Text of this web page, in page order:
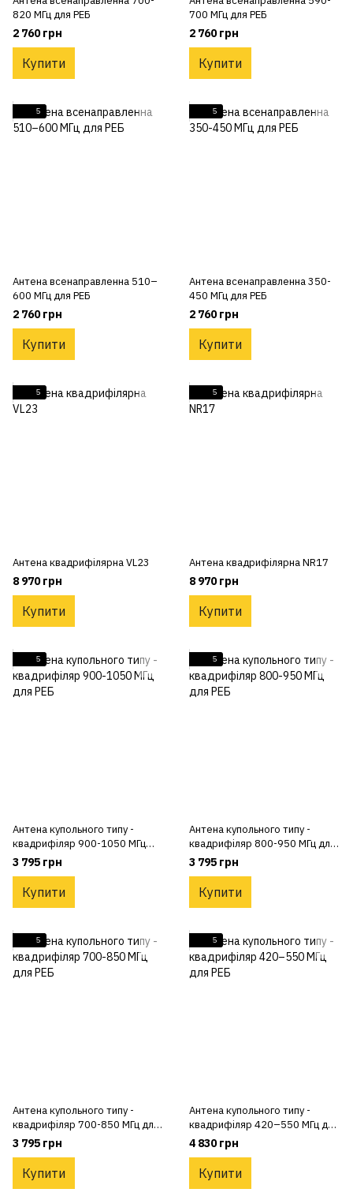
820 МГц для РЕБ
2 760 грн
Купити
700 МГц для РЕБ
2 760 грн
Купити
5
Антена всенаправленна 510–
600 МГц для РЕБ
2 760 грн
Купити
5
Антена всенаправленна 350-
450 МГц для РЕБ
2 760 грн
Купити
5
Антена квадрифілярна VL23
8 970 грн
Купити
5
Антена квадрифілярна NR17
8 970 грн
Купити
5
Антена купольного типу -
квадрифіляр 900-1050 МГц
для РЕБ
3 795 грн
Купити
5
Антена купольного типу -
квадрифіляр 800-950 МГц для
РЕБ
3 795 грн
Купити
5
Антена купольного типу -
квадрифіляр 700-850 МГц для
РЕБ
3 795 грн
Купити
5
Антена купольного типу -
квадрифіляр 420–550 МГц для
РЕБ
4 830 грн
Купити